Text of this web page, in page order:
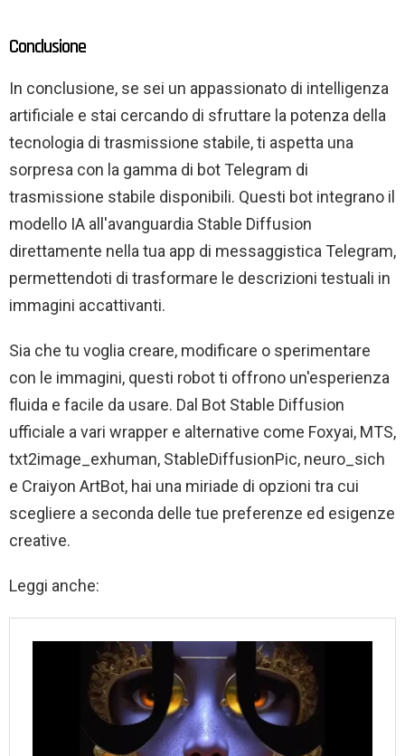
Conclusione
In conclusione, se sei un appassionato di intelligenza
artificiale e stai cercando di sfruttare la potenza della
tecnologia di trasmissione stabile, ti aspetta una
sorpresa con la gamma di bot Telegram di
trasmissione stabile disponibili. Questi bot integrano il
modello IA all'avanguardia Stable Diffusion
direttamente nella tua app di messaggistica Telegram,
permettendoti di trasformare le descrizioni testuali in
immagini accattivanti.
Sia che tu voglia creare, modificare o sperimentare
con le immagini, questi robot ti offrono un'esperienza
fluida e facile da usare. Dal Bot Stable Diffusion
ufficiale a vari wrapper e alternative come Foxyai, MTS,
txt2image_exhuman, StableDiffusionPic, neuro_sich
e Craiyon ArtBot, hai una miriade di opzioni tra cui
scegliere a seconda delle tue preferenze ed esigenze
creative.
Leggi anche: